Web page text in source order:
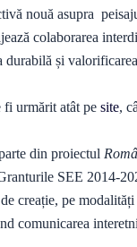
nouă asupra
colaborarea
durabilă și
fi urmărit atât pe site,
din proiectul
SEE 2014-
creație, pe
comunicarea